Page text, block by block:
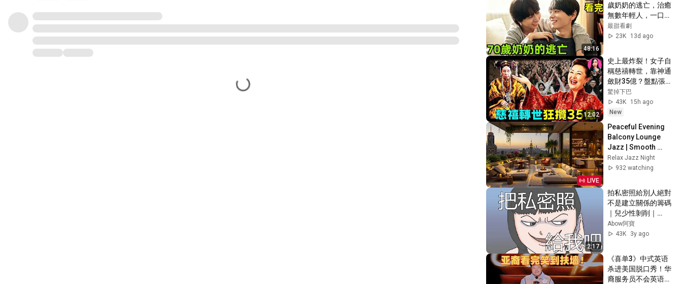
48:16
歲奶奶的逃亡，治癒
無數年輕人，一口氣
看完【照子與瑠衣】
1~8全集完整版，日
劇解說
最甜看劇
23K
13d ago
12:02
史上最炸裂！女子自
稱慈禧轉世，靠神通
斂財35億？盤點張馨
月的驚人神蹟…[驚掉
下巴 | 小烏]
驚掉下巴
43K
15h ago
New
LIVE
Peaceful Evening
Balcony Lounge
Jazz | Smooth
Jazz and Serene
Skyline Views for
Relax Jazz Night
932 watching
2:17
拍私密照給別人絕對
不是建立關係的籌碼
｜兒少性剝削｜
Abow 阿寶 X衛福部
保護司
Abow阿寶
43K
3y ago
《喜单3》中式英语
杀进美国脱口秀！华
裔服务员不会英语，